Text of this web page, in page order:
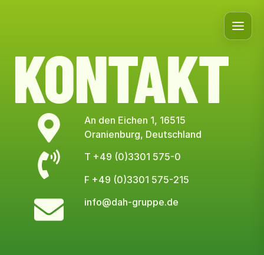
KONTAKT
An den Eichen 1, 16515
Oranienburg, Deutschland
T +49 (0)3301 575-0
F +49 (0)3301 575-215
info@dah-gruppe.de